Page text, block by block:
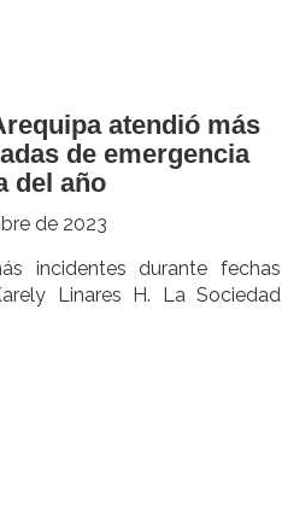
atendió más
de emergencia
del año
de 2023
incidentes durante fechas
Linares H. La Sociedad